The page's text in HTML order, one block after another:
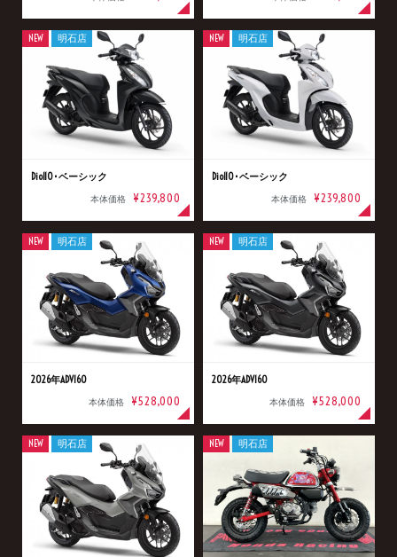
Dio110･ベーシック
本体価格 ¥239,800
NEW 明石店
Dio110･ベーシック
本体価格 ¥239,800
NEW 明石店
2026年ADV160
本体価格 ¥528,000
NEW 明石店
2026年ADV160
本体価格 ¥528,000
NEW 明石店
NEW 明石店 NEW 明石店